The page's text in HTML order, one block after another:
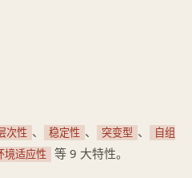
次性 、 稳定性 、 突变型 、
自组
境适应性 等 9 大特性。